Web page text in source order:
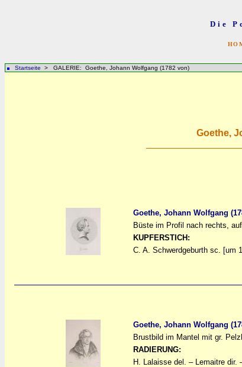
Die
Startseite > GALERIE: Goethe, Johann Wolfgang (1782 von)
Goethe,
Goethe, Johann Wolfgang
Büste im Profil nach rechts,
KUPFERSTICH:
C. A. Schwerdgeburth sc. [um
Goethe, Johann Wolfgang
Brustbild im Mantel mit gr.
RADIERUNG:
H. Lalaisse del. – Lemaitre dir.